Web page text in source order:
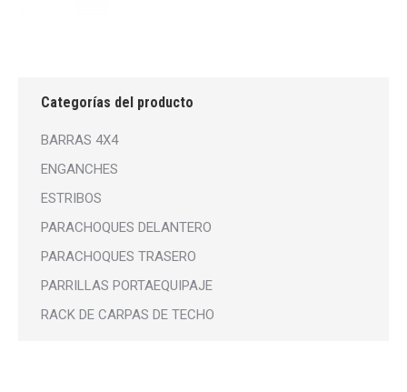
Categorías del producto
BARRAS 4X4
ENGANCHES
ESTRIBOS
PARACHOQUES DELANTERO
PARACHOQUES TRASERO
PARRILLAS PORTAEQUIPAJE
RACK DE CARPAS DE TECHO